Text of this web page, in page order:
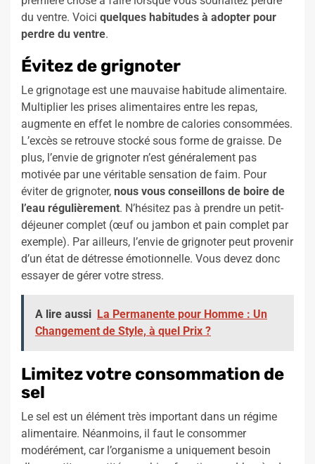
du ventre. Voici quelques habitudes à adopter pour
perdre du ventre.
Évitez de grignoter
Le grignotage est une mauvaise habitude alimentaire.
Multiplier les prises alimentaires entre les repas,
augmente en effet le nombre de calories consommées.
L’excès se retrouve stocké sous forme de graisse. De
plus, l’envie de grignoter n’est généralement pas
motivée par une véritable sensation de faim. Pour
éviter de grignoter, nous vous conseillons de boire de
l’eau régulièrement. N’hésitez pas à prendre un petit-
déjeuner complet (œuf ou jambon et pain complet par
exemple). Par ailleurs, l’envie de grignoter peut provenir
d’un état de détresse émotionnelle. Vous devez donc
essayer de gérer votre stress.
A lire aussi La Permanente pour Homme : Un
Changement de Style, à quel Prix ?
Limitez votre consommation de
sel
Le sel est un élément très important dans un régime
alimentaire. Néanmoins, il faut le consommer
modérément, car l’organisme a uniquement besoin